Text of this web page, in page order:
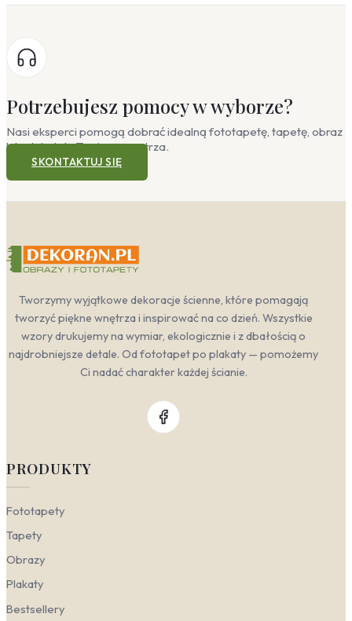
Potrzebujesz pomocy w wyborze?
Nasi eksperci pomogą dobrać idealną fototapetę, tapetę, obraz
lub plakat do Twojego wnętrza.
SKONTAKTUJ SIĘ
Tworzymy wyjątkowe dekoracje ścienne, które pomagają
tworzyć piękne wnętrza i inspirować na co dzień. Wszystkie
wzory drukujemy na wymiar, ekologicznie i z dbałością o
najdrobniejsze detale. Od fototapet po plakaty — pomożemy
Ci nadać charakter każdej ścianie.
PRODUKTY
Fototapety
Tapety
Obrazy
Plakaty
Bestsellery